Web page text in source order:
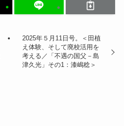
2025年５月11日号。＜田植
え体験、そして廃校活用を
考える／「不遇の国父－島
津久光」その1：漆嶋稔＞